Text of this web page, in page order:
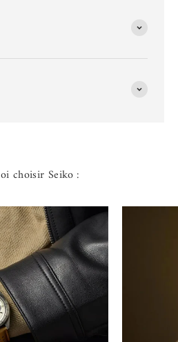
choisir Seiko :